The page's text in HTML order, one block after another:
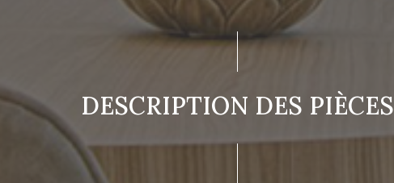
DESCRIPTION DES PIÈCES